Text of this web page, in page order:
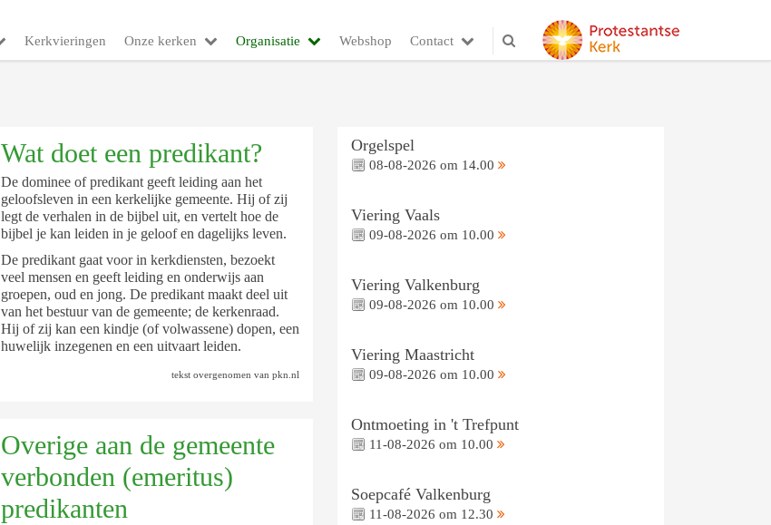
Kerkvieringen Onze kerken Organisatie Webshop Contact
Wat doet een predikant?
De dominee of predikant geeft leiding aan het
geloofsleven in een kerkelijke gemeente. Hij of zij
legt de verhalen in de bijbel uit, en vertelt hoe de
bijbel je kan leiden in je geloof en dagelijks leven.
De predikant gaat voor in kerkdiensten, bezoekt
veel mensen en geeft leiding en onderwijs aan
groepen, oud en jong. De predikant maakt deel uit
van het bestuur van de gemeente; de kerkenraad.
Hij of zij kan een kindje (of volwassene) dopen, een
huwelijk inzegenen en een uitvaart leiden.
tekst overgenomen van pkn.nl
Overige aan de gemeente
verbonden (emeritus)
predikanten
Orgelspel
08-08-2026 om 14.00
Viering Vaals
09-08-2026 om 10.00
Viering Valkenburg
09-08-2026 om 10.00
Viering Maastricht
09-08-2026 om 10.00
Ontmoeting in 't Trefpunt
11-08-2026 om 10.00
Soepcafé Valkenburg
11-08-2026 om 12.30